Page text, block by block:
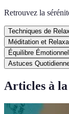
Retrouvez la
Techniques de
Méditation et
Équilibre Émotionnel
Astuces
Articles à la